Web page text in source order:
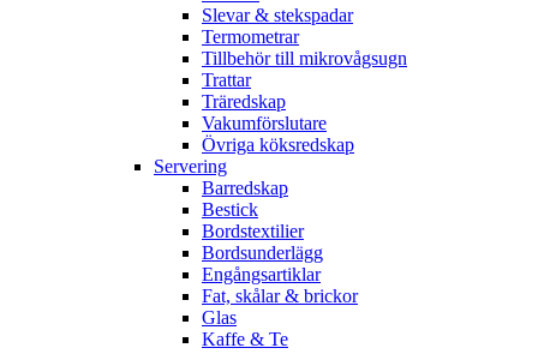
Slevar & stekspadar
Termometrar
Tillbehör till mikrovågsugn
Trattar
Träredskap
Vakumförslutare
Övriga köksredskap
Servering
Barredskap
Bestick
Bordstextilier
Bordsunderlägg
Engångsartiklar
Fat, skålar & brickor
Glas
Kaffe & Te